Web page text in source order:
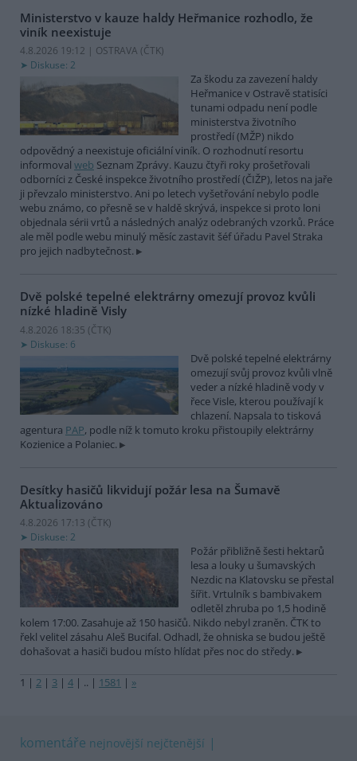
Ministerstvo v kauze haldy Heřmanice rozhodlo, že
viník neexistuje
4.8.2026 19:12 | OSTRAVA (ČTK)
Diskuse: 2
Za škodu za zavezení haldy
Heřmanice v Ostravě statisíci
tunami odpadu není podle
ministerstva životního
prostředí (MŽP) nikdo
odpovědný a neexistuje oficiální viník. O rozhodnutí resortu
informoval web Seznam Zprávy. Kauzu čtyři roky prošetřovali
odborníci z České inspekce životního prostředí (ČIŽP), letos na jaře
ji převzalo ministerstvo. Ani po letech vyšetřování nebylo podle
webu známo, co přesně se v haldě skrývá, inspekce si proto loni
objednala sérii vrtů a následných analýz odebraných vzorků. Práce
ale měl podle webu minulý měsíc zastavit šéf úřadu Pavel Straka
pro jejich nadbytečnost.
Dvě polské tepelné elektrárny omezují provoz kvůli
nízké hladině Visly
4.8.2026 18:35 (ČTK)
Diskuse: 6
Dvě polské tepelné elektrárny
omezují svůj provoz kvůli vlně
veder a nízké hladině vody v
řece Visle, kterou používají k
chlazení. Napsala to tisková
agentura PAP, podle níž k tomuto kroku přistoupily elektrárny
Kozienice a Polaniec.
Desítky hasičů likvidují požár lesa na Šumavě
Aktualizováno
4.8.2026 17:13 (ČTK)
Diskuse: 2
Požár přibližně šesti hektarů
lesa a louky u šumavských
Nezdic na Klatovsku se přestal
šířit. Vrtulník s bambivakem
odletěl zhruba po 1,5 hodině
kolem 17:00. Zasahuje až 150 hasičů. Nikdo nebyl zraněn. ČTK to
řekl velitel zásahu Aleš Bucifal. Odhadl, že ohniska se budou ještě
dohašovat a hasiči budou místo hlídat přes noc do středy.
1 | 2 | 3 | 4 | .. | 1581 | »
komentáře nejnovější nejčtenější